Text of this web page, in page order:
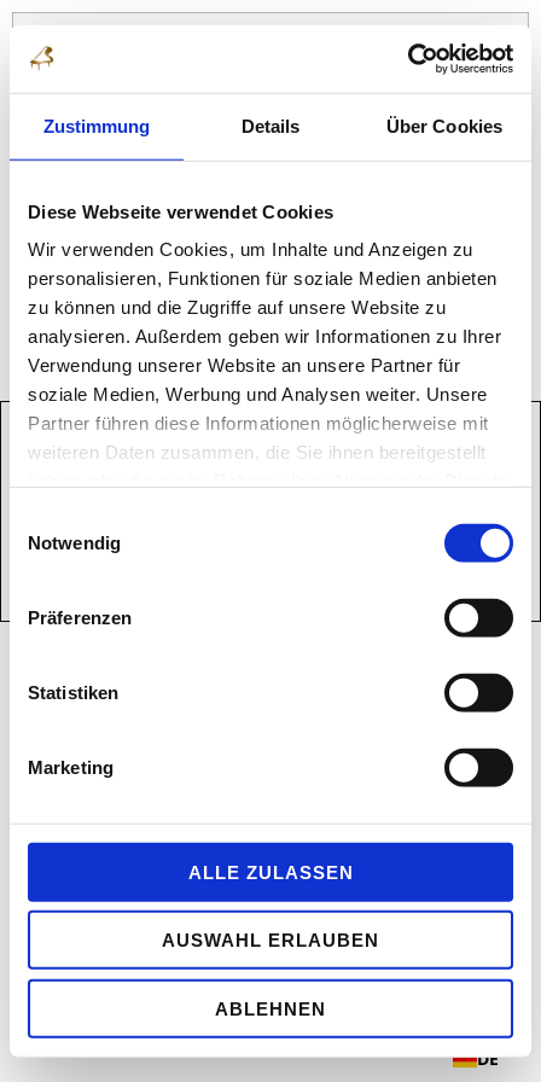
Zustimmung Details Über Cookies
Diese Webseite verwendet Cookies
Wir verwenden Cookies, um Inhalte und Anzeigen zu
personalisieren, Funktionen für soziale Medien anbieten
zu können und die Zugriffe auf unsere Website zu
analysieren. Außerdem geben wir Informationen zu Ihrer
Verwendung unserer Website an unsere Partner für
soziale Medien, Werbung und Analysen weiter. Unsere
Partner führen diese Informationen möglicherweise mit
weiteren Daten zusammen, die Sie ihnen bereitgestellt
Notwendig
Präferenzen
Statistiken
Marketing
ALLE ZULASSEN
AUSWAHL ERLAUBEN
ABLEHNEN
AGE GROUP I
Zhang Eileen Hanyu 2nd Prize
Wei Elise 3rd Prize
DE